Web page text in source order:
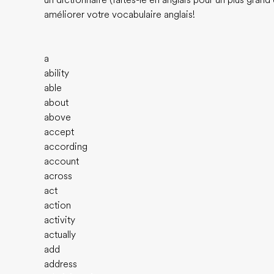
améliorer votre vocabulaire anglais!
a
ability
able
about
above
accept
according
account
across
act
action
activity
actually
add
address